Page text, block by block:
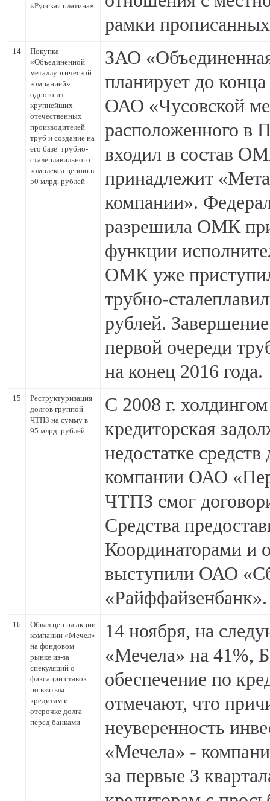
«Русская платина»
рамки
14
Покупка
«Объединенной
металлургической
компанией»
одного из
крупнейших
отечественных
производителей
труб и создание на
его базе трубно-
сталеплавильного
комплекса ценою в
50 млрд. рублей
ЗАО
планирует до
ОАО «Чусовской
расположенного в
входил в состав
принадлежит
компании».
разрешила ОМК
функции
ОМК уже
трубно-
рублей.
первой очереди
на конец 2016 года.
15
Реструктуризация
долгов группой
ЧТПЗ на сумму в
95 млрд. рублей
С 2008 г.
кредиторская
недостатке
компании ОАО
ЧТПЗ смог
Средства
Координаторами и
выступили ОАО
«Райффайзенбанк».
16
Обвал цен на акции
компании «Мечел»
на фондовом
рынке из-за
спекуляций о
фиксации ставок
по взятым
кредитам и
отсрочке долга
перед банками
14 ноября, на
«Мечела» на 41%,
обеспечение по
отмечают, что
неуверенность
«Мечела» -
за первые 3